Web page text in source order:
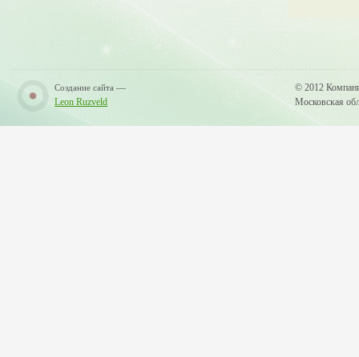
Создание сайта —
Leon Ruzveld
© 2012
Московская